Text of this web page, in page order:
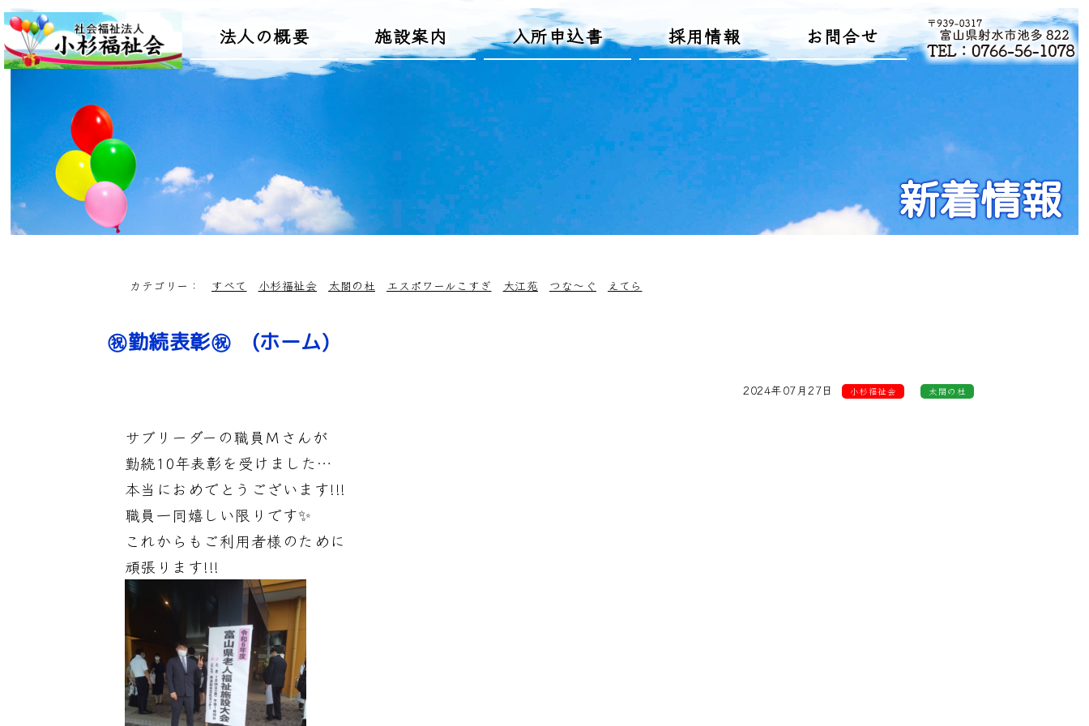
法人の概要 施設案内 入所申込書 採用情報 お問合せ
新着情報
カテゴリー： すべて 小杉福祉会 太閤の杜 エスポワールこすぎ 大江苑 つな～ぐ えてら
㊗勤続表彰㊗ (ホーム)
2024年07月27日 小杉福祉会 太閤の杜
サブリーダーの職員Ｍさんが
勤続10年表彰を受けました…
本当におめでとうございます!!!
職員一同嬉しい限りです✨
これからもご利用者様のために
頑張ります!!!